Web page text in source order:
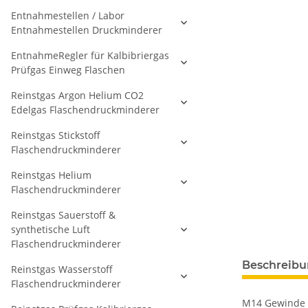
M14 Gewinde
Entnahmestellen / Labor
Entnahmestellen Druckminderer
EntnahmeRegler für Kalbibriergas
Prüfgas Einweg Flaschen
Reinstgas Argon Helium CO2
Edelgas Flaschendruckminderer
Reinstgas Stickstoff
Flaschendruckminderer
Reinstgas Helium
Flaschendruckminderer
Reinstgas Sauerstoff &
synthetische Luft
Flaschendruckminderer
Reinstgas Wasserstoff
Flaschendruckminderer